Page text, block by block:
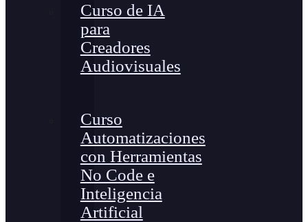
Curso de IA
para
Creadores
Audiovisuales
Curso
Automatizaciones
con Herramientas
No Code e
Inteligencia
Artificial